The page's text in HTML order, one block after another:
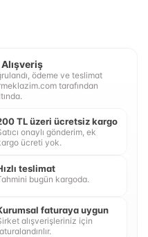
ödeme ve teslimat
tarafından
TL üzeri ücretsiz kargo
onaylı gönderim, ek
ücreti yok.
teslimat
bugün kargoda.
faturaya uygun
alışverişleriniz için